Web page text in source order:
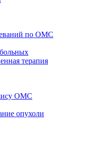
по ОМС
терапия
ОМС
опухоли